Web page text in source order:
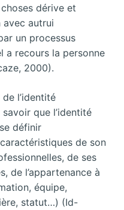
dérive et
avec autrui
un processus
a recours la personne
2000).
l’identité
que l’identité
définir
de son
de ses
de l’appartenance à
équipe,
statut…) (Id-